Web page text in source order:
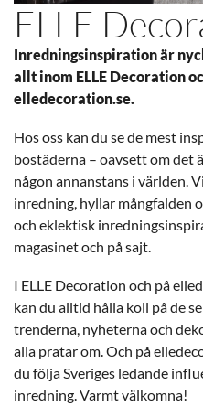
ELLE
Inredningsinspiration är
allt inom ELLE Decoration
elledecoration.se.
Hos oss kan du se de mest
bostäderna – oavsett om det
någon annanstans i världen.
inredning, hyllar mångfalden
och eklektisk
magasinet och på sajt.
I ELLE Decoration och på
kan du alltid hålla koll på de
trenderna, nyheterna och
alla pratar om. Och på
du följa Sveriges ledande
inredning. Varmt välkomna!